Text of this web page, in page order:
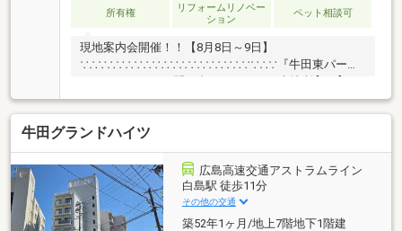
所有権
リフォームリノベー
ション
ペット相談可
現地案内会開催！！【8月8日～9日】
∵∴∵∴∵∴∵∴∵∴∵∴∵∴∵∴∵∴∵∵∴∵『牛田東パーク
マンション』のお問い合わせは 西日本地所 [TEL]
082-909-4042∵∴∵∴∵∴∵∴∵∴∵∴∵∴∵∴∵∴∵∵∴∵
牛田グランドハイツ
広島高速交通アストラムライン
白島駅 徒歩11分
その他の交通
築52年1ヶ月/地上7階地下1階建